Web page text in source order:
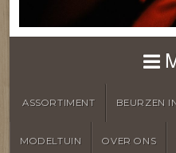
ASSORTIMENT BEURZEN
MODELTUIN OVER ONS